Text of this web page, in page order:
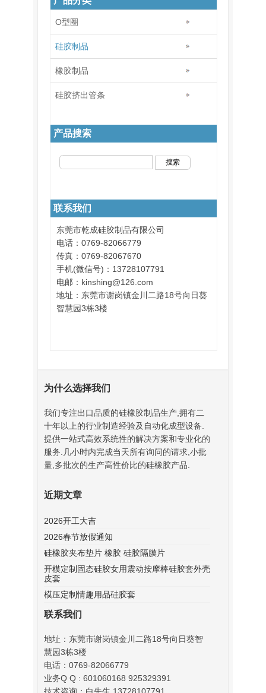
O型圈
硅胶制品
橡胶制品
硅胶挤出管条
产品搜索
联系我们
东莞市乾成硅胶制品有限公司
电话：0769-82066779
传真：0769-82067670
手机(微信号)：13728107791
电邮：kinshing@126.com
地址：东莞市谢岗镇金川二路18号向日葵
智慧园3栋3楼
为什么选择我们
我们专注出口品质的硅橡胶制品生产,拥有二
十年以上的行业制造经验及自动化成型设备.
提供一站式高效系统性的解决方案和专业化的
服务.几小时内完成当天所有询问的请求,小批
量,多批次的生产高性价比的硅橡胶产品.
近期文章
2026开工大吉
2026春节放假通知
硅橡胶夹布垫片 橡胶 硅胶隔膜片
开模定制固态硅胶女用震动按摩棒硅胶套外壳
皮套
模压定制情趣用品硅胶套
联系我们
地址：东莞市谢岗镇金川二路18号向日葵智
慧园3栋3楼
电话：0769-82066779
业务Q Q : 601060168 925329391
技术咨询：白先生 13728107791